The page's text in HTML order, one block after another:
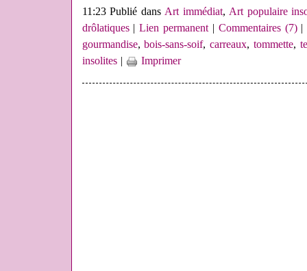
11:23 Publié dansArt immédiat, Art populaire
drôlatiques|Lien permanent| Commentaires (7)|
gourmandise,bois-sans-soif,carreaux,tommette,
insolites| Imprimer